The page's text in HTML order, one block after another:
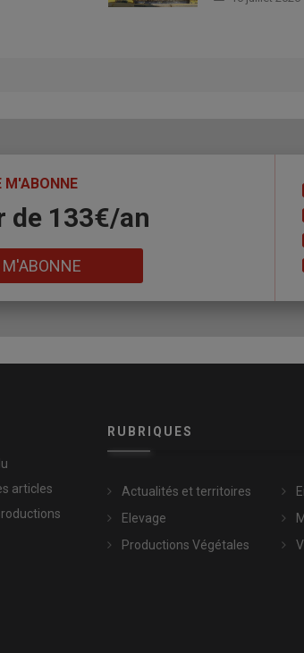
M'ABONNE
de 133€/an
articles
RUBRIQUES
Actualités et territoires
Elevage
Productions Végétales